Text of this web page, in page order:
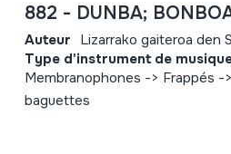
882 - DUNBA;
Auteur Lizarrako gaiteroa den
Type d'instrument de
Membranophones -> Frappés -
baguettes